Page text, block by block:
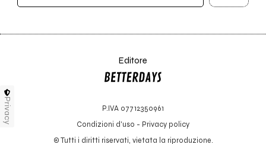
Editore
P.IVA 07712350961
Condizioni d'uso - Privacy policy
© Tutti i diritti riservati, vietata la riproduzione.
Privacy